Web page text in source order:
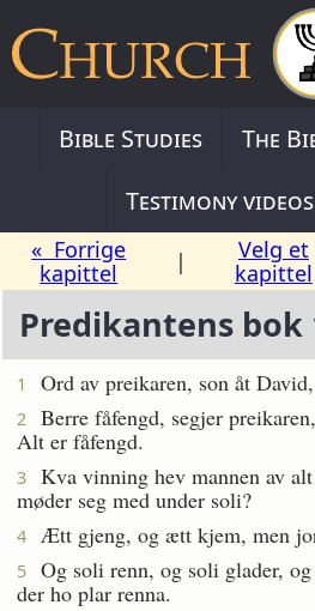
Bible Studies The
Testimony videos
« Forrige
kapittel
|
Velg et
kapittel
Predikantens bok
1 Ord av preikaren, son åt
2
Berre fåfengd, segjer
Alt er fåfengd.
3
Kva vinning hev mannen av
møder seg med under soli?
4 Ætt gjeng, og ætt kjem, men
5
Og soli renn, og soli glader,
der ho plar renna.